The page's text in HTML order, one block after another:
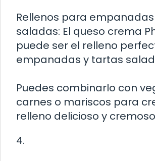
Rellenos para
saladas: El queso crema
puede ser el relleno
empanadas y tartas
Puedes combinarlo con
carnes o mariscos para
relleno delicioso y
4.